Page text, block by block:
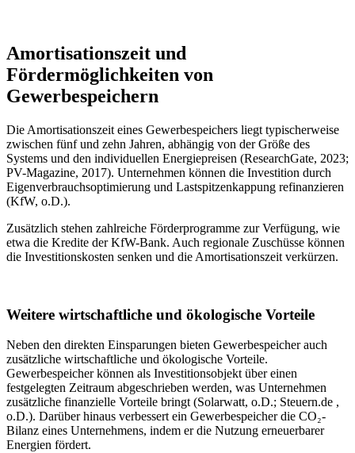
Amortisationszeit und
Fördermöglichkeiten von
Gewerbespeichern
Die Amortisationszeit eines Gewerbespeichers liegt typischerweise
zwischen fünf und zehn Jahren, abhängig von der Größe des
Systems und den individuellen Energiepreisen (ResearchGate, 2023;
PV-Magazine, 2017). Unternehmen können die Investition durch
Eigenverbrauchsoptimierung und Lastspitzenkappung refinanzieren
(KfW, o.D.).
Zusätzlich stehen zahlreiche Förderprogramme zur Verfügung, wie
etwa die Kredite der KfW-Bank. Auch regionale Zuschüsse können
die Investitionskosten senken und die Amortisationszeit verkürzen.
Weitere wirtschaftliche und ökologische Vorteile
Neben den direkten Einsparungen bieten Gewerbespeicher auch
zusätzliche wirtschaftliche und ökologische Vorteile.
Gewerbespeicher können als Investitionsobjekt über einen
festgelegten Zeitraum abgeschrieben werden, was Unternehmen
zusätzliche finanzielle Vorteile bringt (Solarwatt, o.D.; Steuern.de ,
o.D.). Darüber hinaus verbessert ein Gewerbespeicher die CO₂-
Bilanz eines Unternehmens, indem er die Nutzung erneuerbarer
Energien fördert.